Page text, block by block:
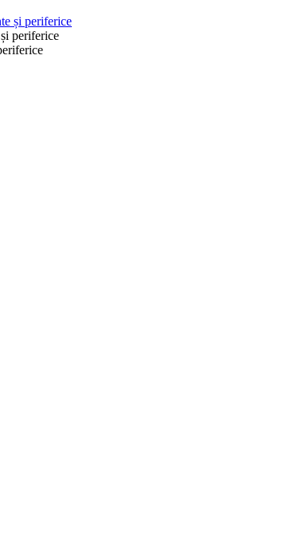
și periferice
periferice